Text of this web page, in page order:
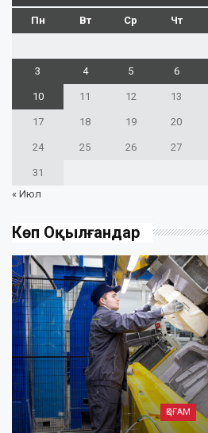
Пн Вт Ср Чт
3 4 5 6
10 11 12 13
17 18 19 20
24 25 26 27
31
« Июл
Көп Оқылғандар
ҚОҒАМ